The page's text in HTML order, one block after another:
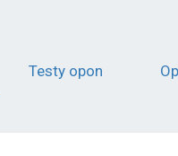
Testy opon